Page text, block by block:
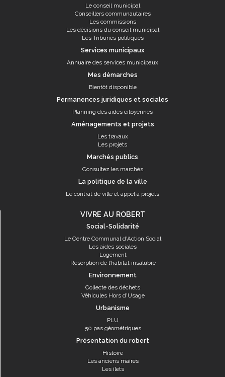
Le conseil municipal
Conseillers communautaires
Les commissions
Les décisions du conseil municipal
Les Tribunes politiques
Services municipaux
Annuaire des services municipaux
Mes démarches
Bientôt disponible
Permanences juridiques et sociales
Planning des aides citoyennes
Aménagements et projets
Les travaux
Les projets
Marchés publics
Consultez les marchés
La politique de la ville
Le contrat de ville et appel à projets
VIVRE AU ROBERT
Social-Solidarité
Le Centre Communal d'Action Social
Les aides sociales
Logement
Résorption de l’habitat insalubre
Environnement
Collecte des déchets
Véhicules Hors d'Usage
Urbanisme
PLU
50 pas géométriques
Présentation du robert
Histoire
Les anciens maires
Les îlets